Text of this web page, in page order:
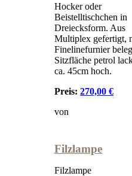
Hocker oder
Beistelltischchen in
Dreiecksform. Aus
Multiplex gefertigt,
Finelinefurnier
Sitzfläche petrol
ca. 45cm hoch.
Preis: 270,00 €
von
Filzlampe
Filzlampe